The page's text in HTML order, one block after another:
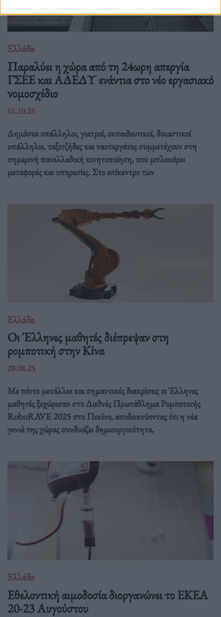
Ελλάδα
Παραλύει η χώρα από τη 24ωρη απεργία
ΓΣΕΕ και ΑΔΕΔΥ ενάντια στο νέο εργασιακό
νομοσχέδιο
01.10.25
Δημόσιοι υπάλληλοι, γιατροί, εκπαιδευτικοί, δικαστικοί
υπάλληλοι, ταξιτζήδες και ναυτεργάτες συμμετέχουν στη
σημερινή πανελλαδική κινητοποίηση, που μπλοκάρει
μεταφορές και υπηρεσίες. Στο επίκεντρο των
Ελλάδα
Οι Έλληνες μαθητές διέπρεψαν στη
ρομποτική στην Κίνα
28.08.25
Με πέντε μετάλλια και σημαντικές διακρίσεις οι Έλληνες
μαθητές ξεχώρισαν στο Διεθνές Πρωτάθλημα Ρομποτικής
RoboRAVE 2025 στο Πεκίνο, αποδεικνύοντας ότι η νέα
γενιά της χώρας συνδυάζει δημιουργικότητα,
Ελλάδα
Eθελοντική αιμοδοσία διοργανώνει το ΕΚΕΑ
20-23 Αυγούστου